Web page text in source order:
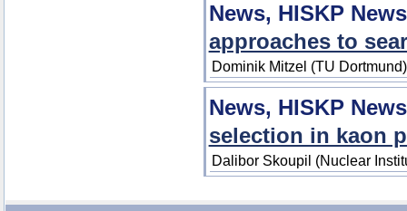
News, HISKP
approaches to
Dominik Mitzel (TU
News, HISKP
selection in kaon
Dalibor Skoupil (Nuclear